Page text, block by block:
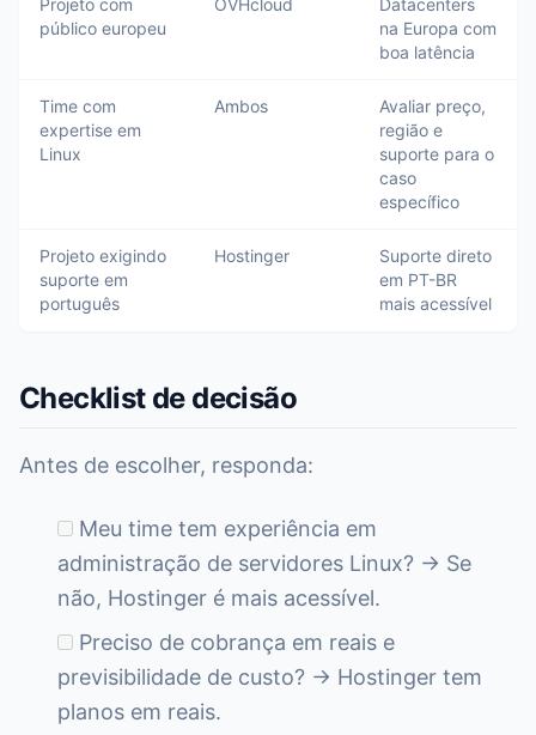
Projeto com
público europeu
OVHcloud
Datacenters
na Europa com
boa latência
Time com
expertise em
Linux
Ambos
Avaliar preço,
região e
suporte para o
caso
específico
Projeto exigindo
suporte em
português
Hostinger
Suporte direto
em PT-BR
mais acessível
Checklist de decisão
Antes de escolher, responda:
Meu time tem experiência em
administração de servidores Linux? → Se
não, Hostinger é mais acessível.
Preciso de cobrança em reais e
previsibilidade de custo? → Hostinger tem
planos em reais.